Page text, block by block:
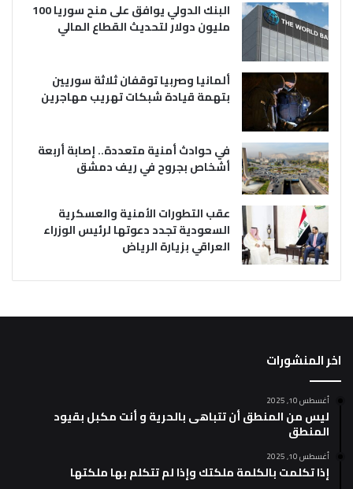
البنك الدولي يوافق على منح سوريا 100
مليون دولار لتحديث القطاع المالي
ألمانيا وصربيا توقفان ثلاثة سوريين
بتهمة قيادة شبكات تهريب مهاجرين
في حوادث أمنية متعددة.. إصابة أربعة
أشخاص بجروح في ريف دمشق
عقب التطورات الأمنية والعسكرية
السعودية تجدد دعوتها لرئيس الوزراء
العراقي بزيارة الرياض
اخر المنشورات
أغسطس 10, 2025
ليس من المنطق أن تتباهى بالحرية و أنت مكبل بقيود
المنطق
أغسطس 10, 2025
إذا تكلمت بالكلمة ملكتك وإذا لم تتكلم بها ملكتها